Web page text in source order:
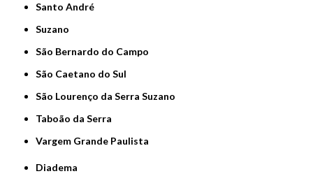
Santo André
Suzano
São Bernardo do Campo
São Caetano do Sul
São Lourenço da Serra Suzano
Taboão da Serra
Vargem Grande Paulista
Diadema